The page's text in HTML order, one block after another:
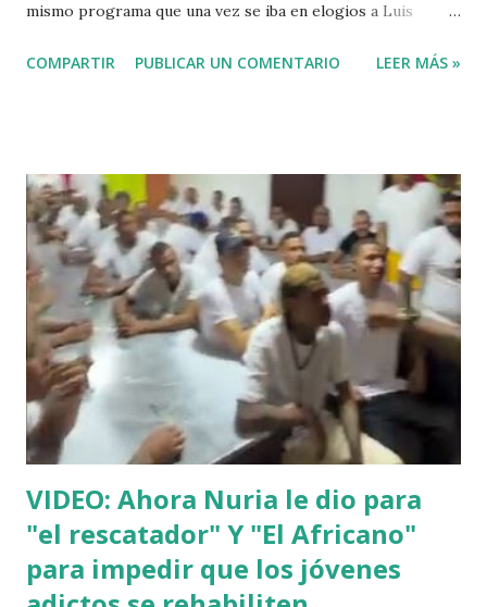
mismo programa que una vez se iba en elogios a Luis
COMPARTIR PUBLICAR UN COMENTARIO LEER MÁS »
VIDEO: Ahora Nuria le dio para
"el rescatador" Y "El Africano"
para impedir que los jóvenes